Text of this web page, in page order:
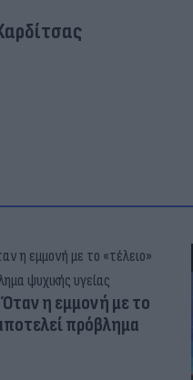
η εμμονή με το
πρόβλημα